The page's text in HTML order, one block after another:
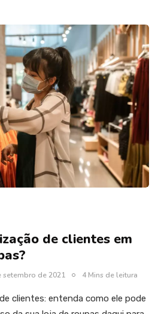
de clientes em
setembro de 2021 4 Mins de leitura
clientes: entenda como ele pode